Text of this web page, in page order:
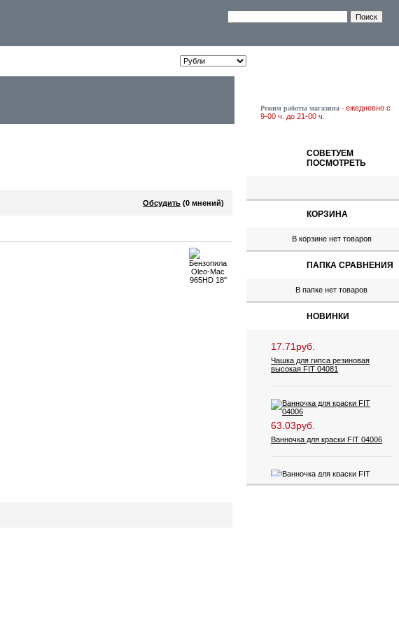
Режим работы магазина - ежедневно с
9-00 ч. до 21-00 ч.
Обсудить (0 мнений)
СОВЕТУЕМ
ПОСМОТРЕТЬ
КОРЗИНА
В корзине нет товаров
ПАПКА СРАВНЕНИЯ
В папке нет товаров
НОВИНКИ
41.08руб.
Чашка для гипса резиновая
высокая FIT 04081
63.03руб.
Ванночка для краски FIT 04006
53.47руб.